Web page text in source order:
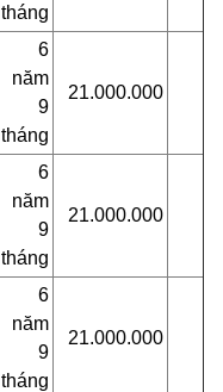
tháng
6
năm
9
tháng
21.000.000
6
năm
9
tháng
21.000.000
6
năm
9
tháng
21.000.000